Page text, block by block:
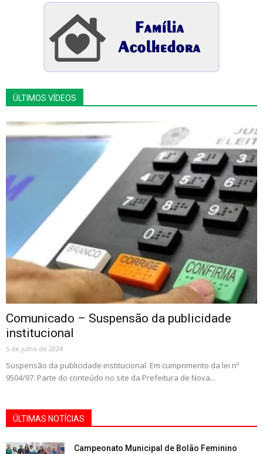
ÚLTIMOS VÍDEOS
Comunicado – Suspensão da publicidade
institucional
5 de julho de 2024
Suspensão da publicidade institucional. Em cumprimento da lei nº
9504/97. Parte do conteúdo no site da Prefeitura de Nova...
ÚLTIMAS NOTÍCIAS
Campeonato Municipal de Bolão Feminino